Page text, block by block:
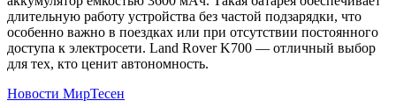
длительную работу устройства без частой подзарядки, что
особенно важно в поездках или при отсутствии постоянного
доступа к электросети. Land Rover K700 — отличный выбор
для тех, кто ценит автономность.
Новости МирТесен